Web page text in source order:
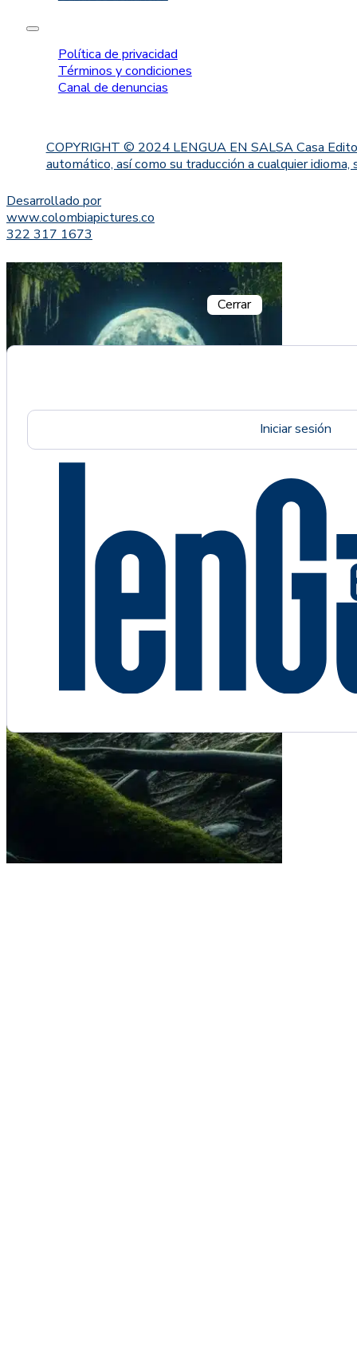
Política de privacidad
Términos y condiciones
Canal de denuncias
COPYRIGHT © 2024 LENGUA EN SALSA Casa
automático, así como su traducción a cualquier
Desarrollado por
www.colombiapictures.co
322 317 1673
Cerrar
Iniciar sesión